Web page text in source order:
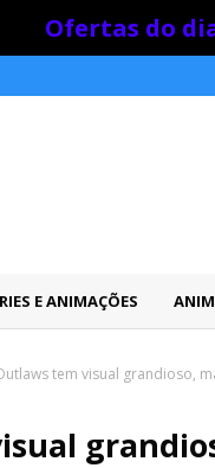
Ofertas do
E ANIMAÇÕES
tem visual grandioso,